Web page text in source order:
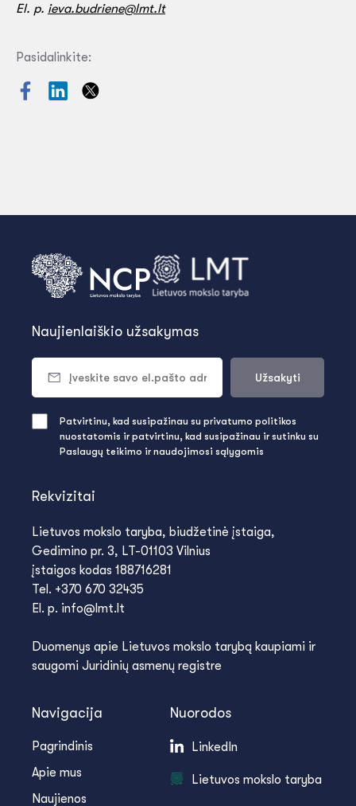
El. p. ieva.budriene@lmt.lt
Pasidalinkite:
Rekvizitai
Lietuvos mokslo taryba, biudžetinė įstaiga,
Gedimino pr. 3, LT-01103 Vilnius
įstaigos kodas 188716281
Tel. +370 670 32435
El. p. info@lmt.lt
Duomenys apie Lietuvos mokslo tarybą kaupiami ir
saugomi Juridinių asmenų registre
Navigacija
Pagrindinis
Apie mus
Naujienos
Nuorodos
LinkedIn
Lietuvos mokslo taryba
Naujienlaiškio užsakymas
Užsakyti
Patvirtinu, kad susipažinau su privatumo politikos
nuostatomis ir patvirtinu, kad susipažinau ir sutinku su
Paslaugų teikimo ir naudojimosi sąlygomis